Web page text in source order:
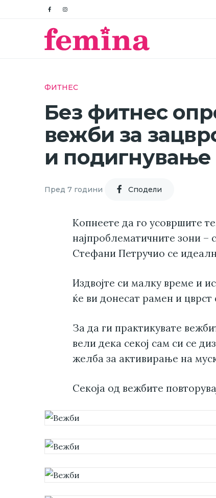
ФИТНЕС
Без фитнес
вежби за
и подигнување
Пред 7 години Cподели
Копнеете да го усовршите
најпроблематичните зони –
Стефани Петручио се
Издвојте си малку време и
ќе ви донесат рамен и
За да ги практикувате
вели дека секој сам си се
желба за активирање на
Секоја од вежбите